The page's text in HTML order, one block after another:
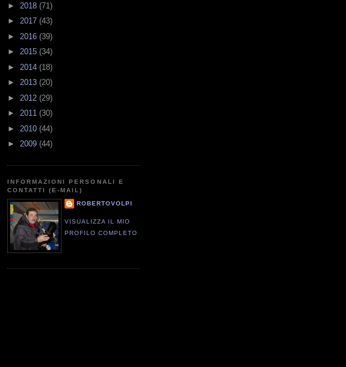
► 2018 (71)
► 2017 (43)
► 2016 (39)
► 2015 (34)
► 2014 (18)
► 2013 (20)
► 2012 (29)
► 2011 (30)
► 2010 (44)
► 2009 (44)
INFORMAZIONI PERSONALI E
CONTATTI (E-MAIL)
ROBERTOVOLPI
VISUALIZZA IL MIO
PROFILO COMPLETO